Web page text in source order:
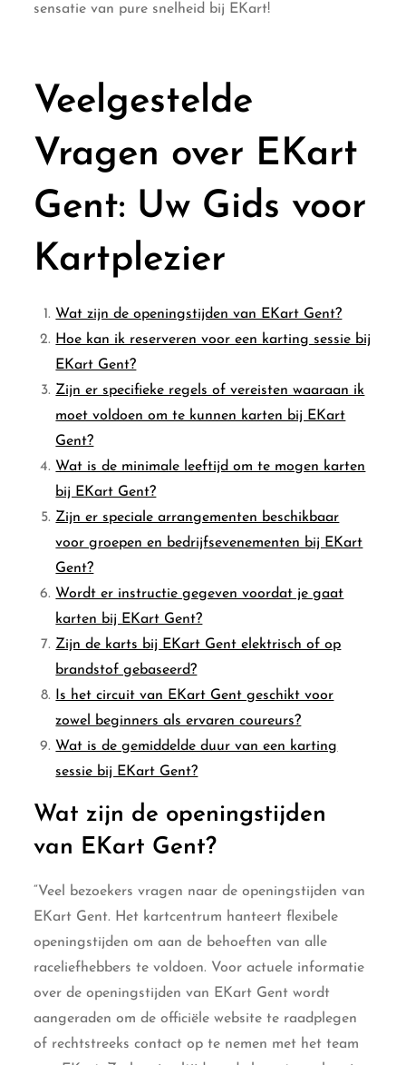
sensatie van pure snelheid bij EKart!
Veelgestelde
Vragen over EKart
Gent: Uw Gids voor
Kartplezier
Wat zijn de openingstijden van EKart Gent?
Hoe kan ik reserveren voor een karting sessie bij
EKart Gent?
Zijn er specifieke regels of vereisten waaraan ik
moet voldoen om te kunnen karten bij EKart
Gent?
Wat is de minimale leeftijd om te mogen karten
bij EKart Gent?
Zijn er speciale arrangementen beschikbaar
voor groepen en bedrijfsevenementen bij EKart
Gent?
Wordt er instructie gegeven voordat je gaat
karten bij EKart Gent?
Zijn de karts bij EKart Gent elektrisch of op
brandstof gebaseerd?
Is het circuit van EKart Gent geschikt voor
zowel beginners als ervaren coureurs?
Wat is de gemiddelde duur van een karting
sessie bij EKart Gent?
Wat zijn de openingstijden
van EKart Gent?
“Veel bezoekers vragen naar de openingstijden van
EKart Gent. Het kartcentrum hanteert flexibele
openingstijden om aan de behoeften van alle
raceliefhebbers te voldoen. Voor actuele informatie
over de openingstijden van EKart Gent wordt
aangeraden om de officiële website te raadplegen
of rechtstreeks contact op te nemen met het team